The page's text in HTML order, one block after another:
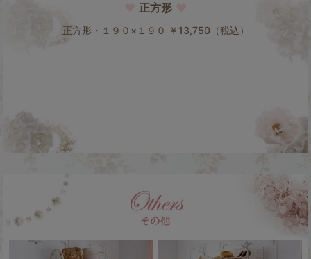
正方形
正方形・１９０×１９０ ￥13,750（税込）